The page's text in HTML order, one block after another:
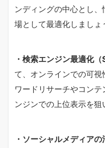
ンディングの中心とし
場として最適化しましょ
・検索エンジン最適化（
て、オンラインでの可
ワードリサーチやコン
ンジンでの上位表示を狙
・ソーシャルメディアの